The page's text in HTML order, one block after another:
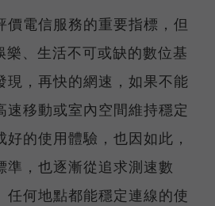
價電信服務的重要指標，但
、生活不可或缺的數位基
現，再快的網速，如果不能
速移動或室內空間維持穩定
的使用體驗，也因如此，
準，也逐漸從追求測速數
任何地點都能穩定連線的使